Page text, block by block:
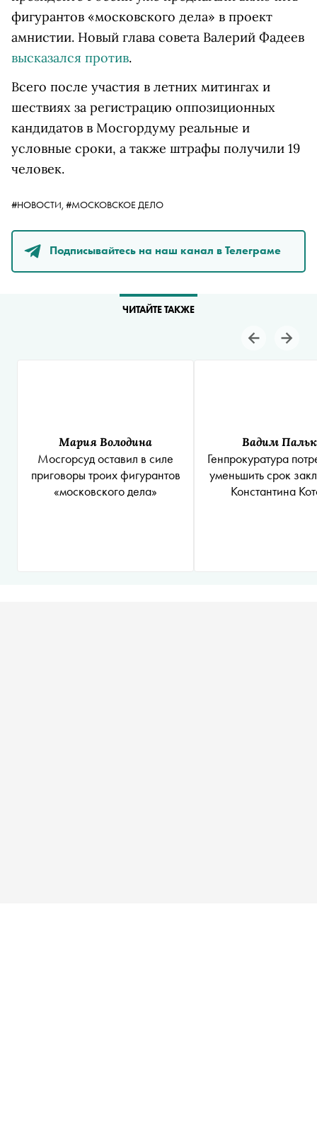
фигурантов «московского дела» в проект
амнистии. Новый глава совета Валерий Фадеев
высказался против.
Всего после участия в летних митингах и
шествиях за регистрацию оппозиционных
кандидатов в Мосгордуму реальные и
условные сроки, а также штрафы получили 19
человек.
#НОВОСТИ, #МОСКОВСКОЕ ДЕЛО
Подписывайтесь на наш канал в Телеграме
ЧИТАЙТЕ ТАКЖЕ
Мария Володина
Мосгорсуд оставил в силе
приговоры троих фигурантов
«московского дела»
Вадим
Генпрокуратура
уменьшить срок
Константина